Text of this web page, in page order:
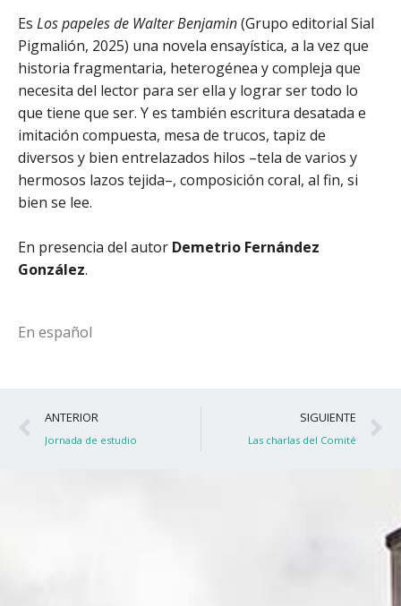
Es Los papeles de Walter Benjamin(Grupo editorial Sial
Pigmalión, 2025) una novela ensayística, a la vez que
historia fragmentaria, heterogénea y compleja que
necesita del lector para ser ella y lograr ser todo lo
que tiene que ser. Y es también escritura desatada e
imitación compuesta, mesa de trucos, tapiz de
diversos y bien entrelazados hilos –tela de varios y
hermosos lazos tejida–, composición coral, al fin, si
bien se lee.
En presencia del autor Demetrio Fernández
González.
En español
Ant
ANTERIOR
Jornada de estudio
SIGUIENTE
Las charlas del Comité